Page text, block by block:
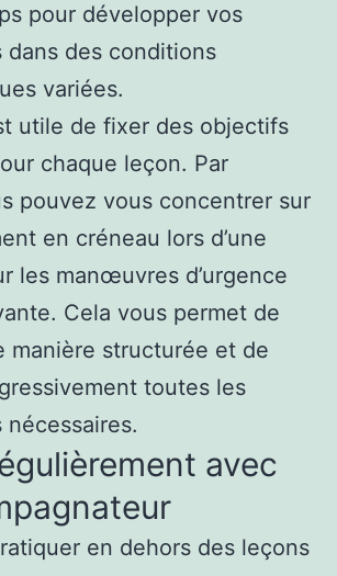
pour développer vos
dans des conditions
variées.
utile de fixer des objectifs
chaque leçon. Par
pouvez vous concentrer sur
en créneau lors d’une
les manœuvres d’urgence
Cela vous permet de
manière structurée et de
toutes les
avec
en dehors des leçons